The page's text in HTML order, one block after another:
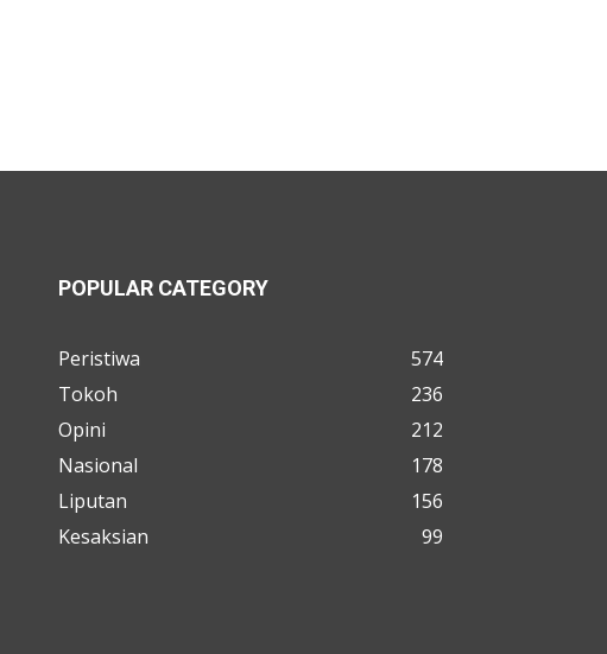
POPULAR CATEGORY
Peristiwa
574
Tokoh
236
Opini
212
Nasional
178
Liputan
156
Kesaksian
99